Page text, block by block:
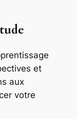
et
aux
votre